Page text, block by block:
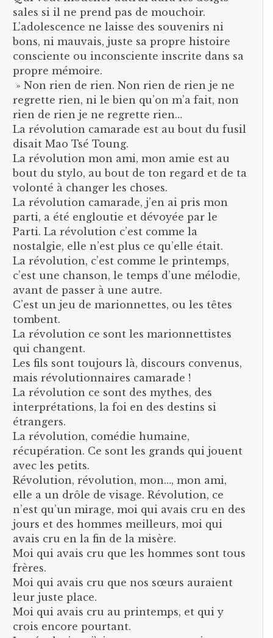
sales si il ne prend pas de mouchoir.
L’adolescence ne laisse des souvenirs ni
bons, ni mauvais, juste sa propre histoire
consciente ou inconsciente inscrite dans sa
propre mémoire.
» Non rien de rien. Non rien de rien je ne
regrette rien, ni le bien qu’on m’a fait, non
rien de rien je ne regrette rien…
La révolution camarade est au bout du fusil
disait Mao Tsé Toung.
La révolution mon ami, mon amie est au
bout du stylo, au bout de ton regard et de ta
volonté à changer les choses.
La révolution camarade, j’en ai pris mon
parti, a été engloutie et dévoyée par le
Parti. La révolution c’est comme la
nostalgie, elle n’est plus ce qu’elle était.
La révolution, c’est comme le printemps,
c’est une chanson, le temps d’une mélodie,
avant de passer à une autre.
C’est un jeu de marionnettes, ou les têtes
tombent.
La révolution ce sont les marionnettistes
qui changent.
Les fils sont toujours là, discours convenus,
mais révolutionnaires camarade !
La révolution ce sont des mythes, des
interprétations, la foi en des destins si
étrangers.
La révolution, comédie humaine,
récupération. Ce sont les grands qui jouent
avec les petits.
Révolution, révolution, mon…, mon ami,
elle a un drôle de visage. Révolution, ce
n’est qu’un mirage, moi qui avais cru en des
jours et des hommes meilleurs, moi qui
avais cru en la fin de la misère.
Moi qui avais cru que les hommes sont tous
frères.
Moi qui avais cru que nos sœurs auraient
leur juste place.
Moi qui avais cru au printemps, et qui y
crois encore pourtant.